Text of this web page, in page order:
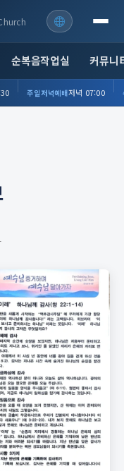
순복음작업실 커뮤니
주일저녁예배저녁 07:00